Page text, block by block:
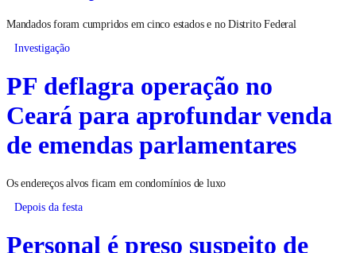
Mandados foram cumpridos em cinco estados e no Distrito Federal
Investigação
PF deflagra operação no
Ceará para aprofundar venda
de emendas parlamentares
Os endereços alvos ficam em condomínios de luxo
Depois da festa
Personal é preso suspeito de